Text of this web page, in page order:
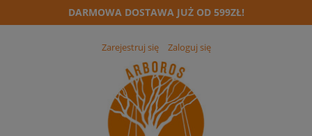
DARMOWA DOSTAWA JUŻ OD 599ZŁ!
Zarejestruj się Zaloguj się